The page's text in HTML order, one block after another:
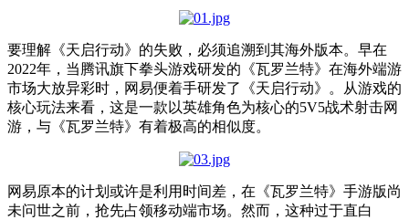
要理解《天启行动》的失败，必须追溯到其海外版本。早在
2022年，当腾讯旗下拳头游戏研发的《瓦罗兰特》在海外端游
市场大放异彩时，网易便着手研发了《天启行动》。从游戏的
核心玩法来看，这是一款以英雄角色为核心的5V5战术射击网
游，与《瓦罗兰特》有着极高的相似度。
网易原本的计划或许是利用时间差，在《瓦罗兰特》手游版尚
未问世之前，抢先占领移动端市场。然而，这种过于直白